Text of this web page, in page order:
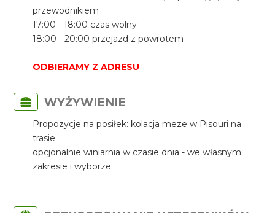
przewodnikiem
17:00 - 18:00 czas wolny
18:00 - 20:00 przejazd z powrotem
ODBIERAMY Z ADRESU
WYŻYWIENIE
Propozycje na posiłek: kolacja meze w Pisouri na
trasie.
opcjonalnie winiarnia w czasie dnia - we własnym
zakresie i wyborze